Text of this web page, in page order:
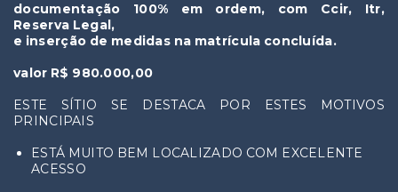
documentação 100% em ordem, com Ccir, Itr,
Reserva Legal,
e inserção de medidas na matrícula concluída.
valor R$ 980.000,00
ESTE SÍTIO SE DESTACA POR ESTES MOTIVOS
PRINCIPAIS
ESTÁ MUITO BEM LOCALIZADO COM EXCELENTE
ACESSO